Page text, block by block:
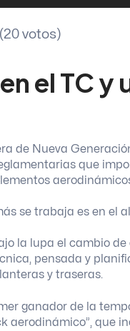
votos)
el TC
de Nueva
que
se trabaja es en el
la lupa el cambio
pensada y
y traseras.
ganador de la
aerodinámico”, que